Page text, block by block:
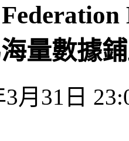
量數據
月31日